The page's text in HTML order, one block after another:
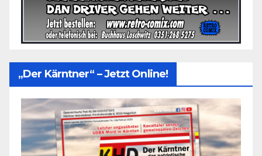
„Der Kärntner“ – Jetzt Online!